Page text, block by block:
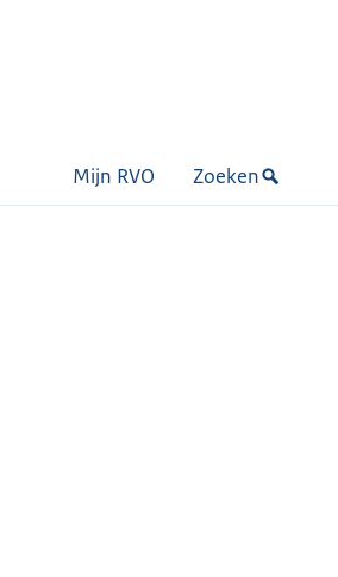
Mijn RVO Zoeken